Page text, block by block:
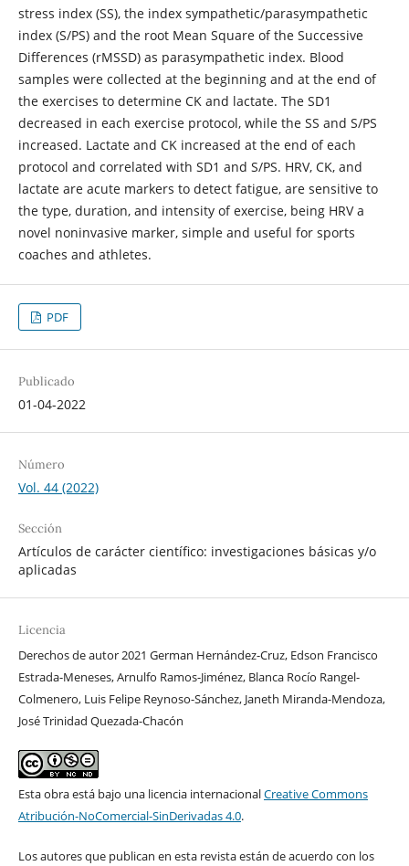
stress index (SS), the index sympathetic/parasympathetic
index (S/PS) and the root Mean Square of the Successive
Differences (rMSSD) as parasympathetic index. Blood
samples were collected at the beginning and at the end of
the exercises to determine CK and lactate. The SD1
decreased in each exercise protocol, while the SS and S/PS
increased. Lactate and CK increased at the end of each
protocol and correlated with SD1 and S/PS. HRV, CK, and
lactate are acute markers to detect fatigue, are sensitive to
the type, duration, and intensity of exercise, being HRV a
novel noninvasive marker, simple and useful for sports
coaches and athletes.
PDF
Publicado
01-04-2022
Número
Vol. 44 (2022)
Sección
Artículos de carácter científico: investigaciones básicas y/o
aplicadas
Licencia
Derechos de autor 2021 German Hernández-Cruz, Edson Francisco
Estrada-Meneses, Arnulfo Ramos-Jiménez, Blanca Rocío Rangel-
Colmenero, Luis Felipe Reynoso-Sánchez, Janeth Miranda-Mendoza,
José Trinidad Quezada-Chacón
Esta obra está bajo una licencia internacionalCreative Commons
Atribución-NoComercial-SinDerivadas 4.0.
Los autores que publican en esta revista están de acuerdo con los